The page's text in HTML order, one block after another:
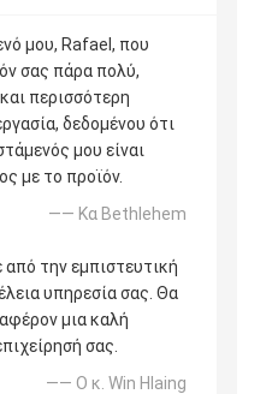
μου, Rafael, που
σας πάρα πολύ,
περισσότερη
δεδομένου ότι
μου είναι
με το προϊόν.
—— Κα Bethlehem
την εμπιστευτική
υπηρεσία σας. Θα
μια καλή
σας.
—— Ο κ. Win Hlaing